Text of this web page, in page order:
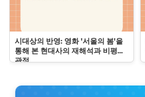
시대상의 반영: 영화 '서울의 봄'을
통해 본 현대사의 재해석과 비평적
관점